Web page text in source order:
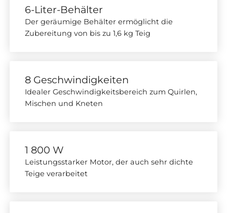
6-Liter-Behälter
Der geräumige Behälter ermöglicht die
Zubereitung von bis zu 1,6 kg Teig
8 Geschwindigkeiten
Idealer Geschwindigkeitsbereich zum Quirlen,
Mischen und Kneten
1 800 W
Leistungsstarker Motor, der auch sehr dichte
Teige verarbeitet